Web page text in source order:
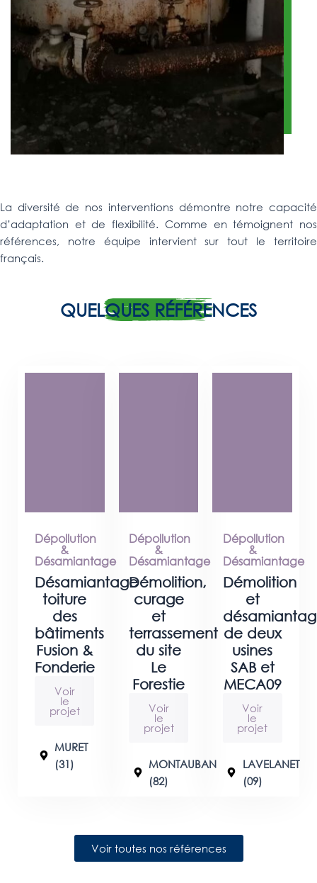
La diversité de nos interventions démontre notre capacité
d’adaptation et de flexibilité. Comme en témoignent nos
références, notre équipe intervient sur tout le territoire
français.
QUELQUES RÉFÉRENCES
Dépollution
&
Désamiantage
Désamiantage
toiture
des
bâtiments
Fusion &
Fonderie
Voir
le
projet
MURET
(31)
Dépollution
&
Désamiantage
Démolition,
curage
et
terrassement
du site
Le
Forestie
Voir
le
projet
MONTAUBAN
(82)
Dépollution
&
Désamiantage
Démolition
et
de deux
usines
SAB et
MECA09
Voir
le
projet
LAVELANET
(09)
Voir toutes nos références